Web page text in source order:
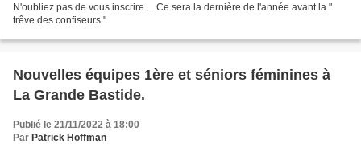
N'oubliez pas de vous inscrire ... Ce sera la dernière de l'année avant la "
trêve des confiseurs "
Nouvelles équipes 1ère et séniors féminines à
La Grande Bastide.
Publié le 21/11/2022 à 18:00
Par Patrick Hoffman